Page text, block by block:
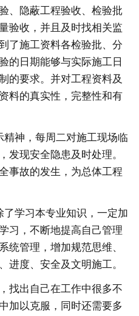
、隐蔽工程验收、检验批
验收，并且及时找相关监
了施工资料各检验批、分
的日期能够与实际施工日
的要求。并对工程资料及
料的真实性，完整性和有
神，每周二对施工现场临
发现安全隐患及时处理。
事故的发生，为总体工程
了学习本专业知识，一定加
习，不断地提高自己管理
统管理，增加规范思维、
进度、安全及文明施工。
找出自己在工作中很多不
加以克服，同时还需要多